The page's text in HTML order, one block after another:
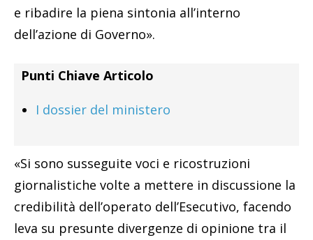
e ribadire la piena sintonia all’interno
dell’azione di Governo».
Punti Chiave Articolo
I dossier del ministero
«Si sono susseguite voci e ricostruzioni
giornalistiche volte a mettere in discussione la
credibilità dell’operato dell’Esecutivo, facendo
leva su presunte divergenze di opinione tra il